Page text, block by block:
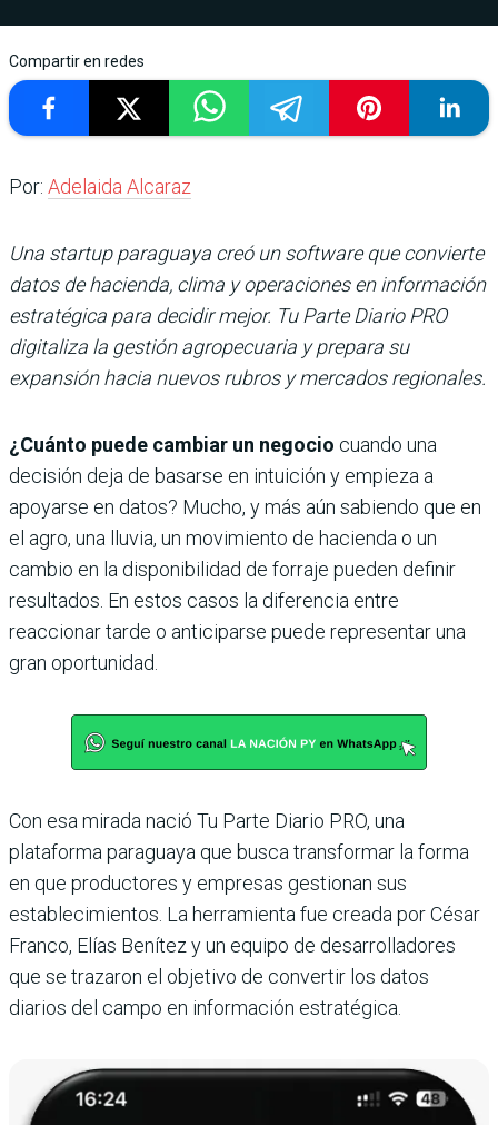
Compartir en redes
Por: Adelaida Alcaraz
Una startup paraguaya creó un software que convierte
datos de hacienda, clima y operaciones en información
estratégica para decidir mejor. Tu Parte Diario PRO
digitaliza la gestión agropecuaria y prepara su
expansión hacia nuevos rubros y mercados regionales.
¿Cuánto puede cambiar un negocio cuando una
decisión deja de basarse en intuición y empieza a
apoyarse en datos? Mucho, y más aún sabiendo que en
el agro, una lluvia, un movimiento de hacienda o un
cambio en la disponibilidad de forraje pueden definir
resultados. En estos casos la diferencia entre
reaccionar tarde o anticiparse puede representar una
gran oportunidad.
Con esa mirada nació Tu Parte Diario PRO, una
plataforma paraguaya que busca transformar la forma
en que productores y empresas gestionan sus
establecimientos. La herramienta fue creada por César
Franco, Elías Benítez y un equipo de desarrolladores
que se trazaron el objetivo de convertir los datos
diarios del campo en información estratégica.